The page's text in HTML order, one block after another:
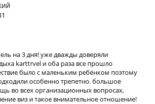
на 3 дня! уже дважды доверяли
karttrvel и оба раза все прошло
было с маленьким ребёнком поэтому
особенно трепетно. большое
во всех организационных вопросах,
виз и такое внимательное отношение!